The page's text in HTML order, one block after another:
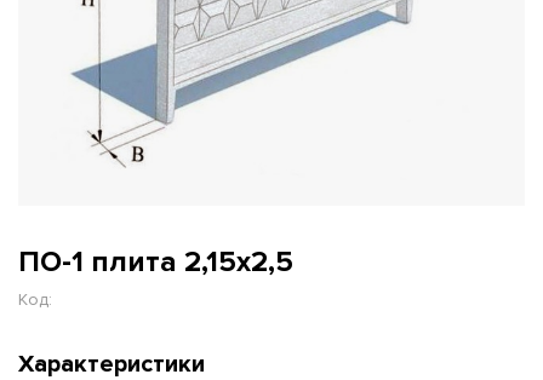
ПО-1 плита 2,15х2,5
Код:
Характеристики